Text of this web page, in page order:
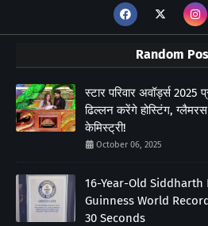
Random
स्टार परिवार अवॉर्ड्स 2025
ढिल्लन करेंगे होस्टिंग,
केमिस्ट्री!
October 06, 2025
16-Year-Old
Guinness World
30 Seconds